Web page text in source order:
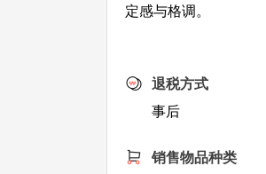
定感与格调。
退税方式
事后
销售物品种类